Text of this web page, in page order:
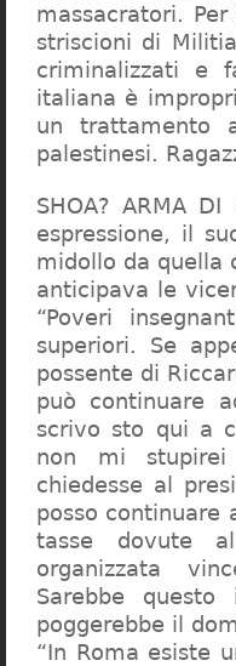
massacratori.
striscioni di
criminalizzati e
italiana è
un trattamento
palestinesi.
SHOA? ARMA
espressione, il
midollo da quella
anticipava le
“Poveri
superiori. Se
possente di
può continuare
scrivo sto qui a
non mi stupirei
chiedesse al
posso continuare
tasse dovute
organizzata
Sarebbe
poggerebbe il
“In Roma esiste